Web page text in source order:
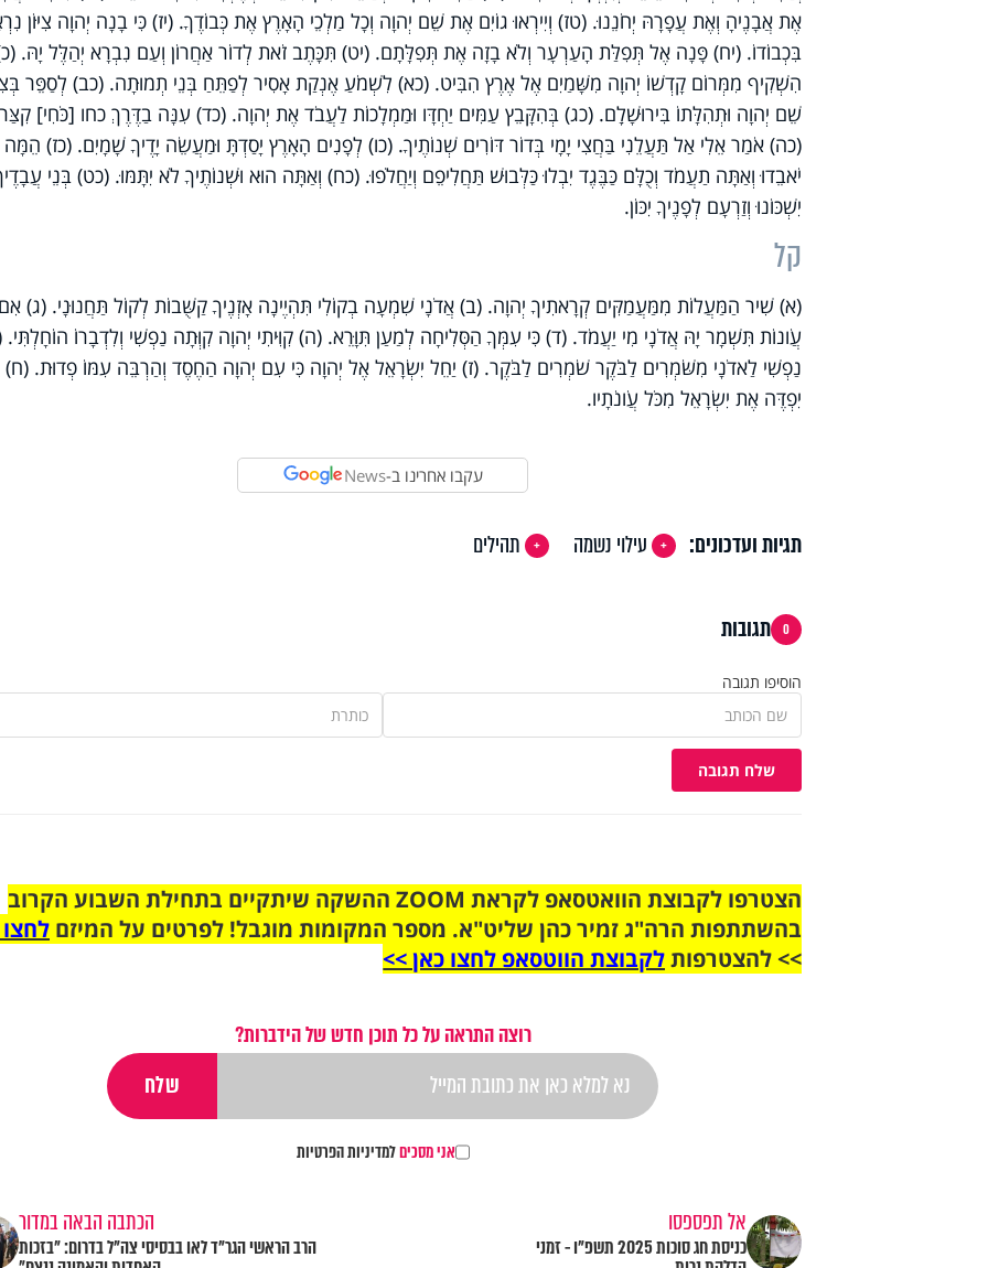
אֶת אֲבָנֶיהָ וְאֶת עֲפָרָהּ יְחֹנֵנוּ. (טז) וְיִירְאוּ גוֹיִם אֶת שֵׁם יְהוָה וְכָל מַלְכֵי הָאָרֶץ אֶת כְּבוֹדֶךָ. (יז) כִּי בָנָה יְהוָה צִיּוֹן
בִּכְבוֹדוֹ. (יח) פָּנָה אֶל תְּפִלַּת הָעַרְעָר וְלֹא בָזָה אֶת תְּפִלָּתָם. (יט) תִּכָּתֶב זֹאת לְדוֹר אַחֲרוֹן וְעַם נִבְרָא יְהַלֶּל יָהּ.
הִשְׁקִיף מִמְּרוֹם קָדְשׁוֹ יְהוָה מִשָּׁמַיִם אֶל אֶרֶץ הִבִּיט. (כא) לִשְׁמֹעַ אֶנְקַת אָסִיר לְפַתֵּחַ בְּנֵי תְמוּתָה. (כב) לְסַפֵּר
שֵׁם יְהוָה וּתְהִלָּתוֹ בִּירוּשָׁלָ‍ִם. (כג) בְּהִקָּבֵץ עַמִּים יַחְדָּו וּמַמְלָכוֹת לַעֲבֹד אֶת יְהוָה. (כד) עִנָּה בַדֶּרֶךְ כחו [כֹּחִי] קִצַּר
(כה) אֹמַר אֵלִי אַל תַּעֲלֵנִי בַּחֲצִי יָמָי בְּדוֹר דּוֹרִים שְׁנוֹתֶיךָ. (כו) לְפָנִים הָאָרֶץ יָסַדְתָּ וּמַעֲשֵׂה יָדֶיךָ שָׁמָיִם. (כז) הֵמָּה
יֹאבֵדוּ וְאַתָּה תַעֲמֹד וְכֻלָּם כַּבֶּגֶד יִבְלוּ כַּלְּבוּשׁ תַּחֲלִיפֵם וְיַחֲלֹפוּ. (כח) וְאַתָּה הוּא וּשְׁנוֹתֶיךָ לֹא יִתָּמּוּ. (כט) בְּנֵי
יִשְׁכּוֹנוּ וְזַרְעָם לְפָנֶיךָ יִכּוֹן.
קל
(א) שִׁיר הַמַּעֲלוֹת מִמַּעֲמַקִּים קְרָאתִיךָ יְהוָה. (ב) אֲדֹנָי שִׁמְעָה בְקוֹלִי תִּהְיֶינָה אָזְנֶיךָ קַשֻּׁבוֹת לְקוֹל תַּחֲנוּנָי. (ג) אִם
עֲו‍ֹנוֹת תִּשְׁמָר יָהּ אֲדֹנָי מִי יַעֲמֹד. (ד) כִּי עִמְּךָ הַסְּלִיחָה לְמַעַן תִּוָּרֵא. (ה) קִוִּיתִי יְהוָה קִוְּתָה נַפְשִׁי וְלִדְבָרוֹ הוֹחָלְתִּי.
נַפְשִׁי לַאדֹנָי מִשֹּׁמְרִים לַבֹּקֶר שֹׁמְרִים לַבֹּקֶר. (ז) יַחֵל יִשְׂרָאֵל אֶל יְהוָה כִּי עִם יְהוָה הַחֶסֶד וְהַרְבֵּה עִמּוֹ פְדוּת. (ח)
יִפְדֶּה אֶת יִשְׂרָאֵל מִכֹּל עֲו‍ֹנֹתָיו.
עקבו אחרינו ב-News
תגיות ועדכונים: עילוי נשמה תהילים
0 תגובות
הוסיפו תגובה
שלח תגובה
הצטרפו לקבוצת הוואטסאפ לקראת ZOOM ההשקה שיתקיים בתחילת השבוע הקרוב
בהשתתפות הרה"ג זמיר כהן שליט"א. מספר המקומות מוגבל! לפרטים על המיזם
>> להצטרפותלקבוצת הווטסאפ לחצו כאן >>
רוצה התראה על כל תוכן חדש של הידברות?
אני מסכיםלמדיניות הפרטיות
אל תפספסו
כניסת חג סוכות 2025 תשפ"ו - זמני
הכתבה הבאה במדור
הרב הראשי הגר"ד לאו בבסיסי צה"ל בדרום: "בזכות